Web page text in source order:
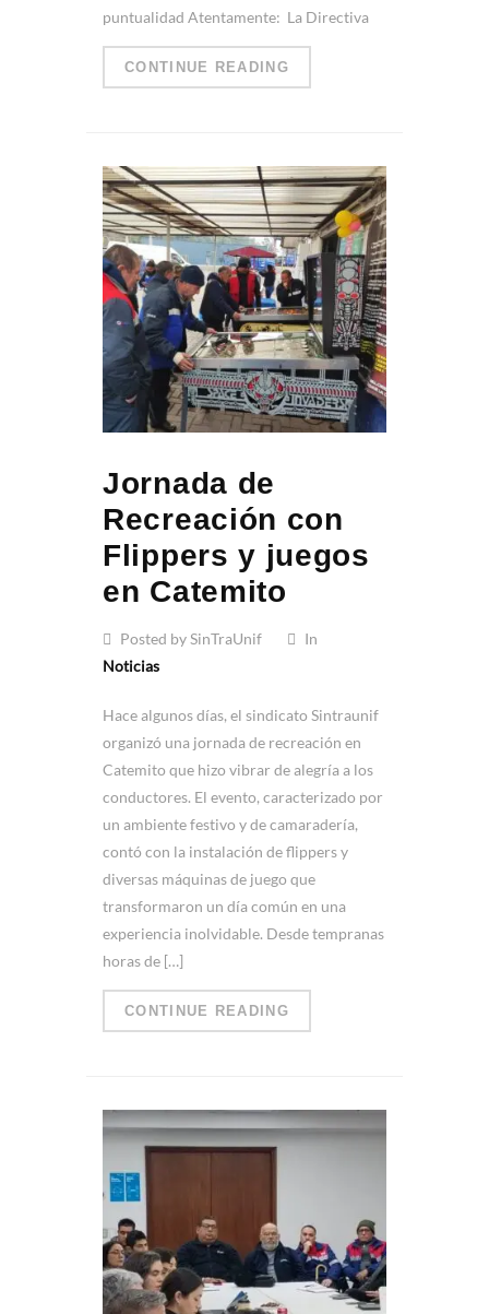
puntualidad Atentamente: La Directiva
CONTINUE READING
Jornada de
Recreación con
Flippers y juegos
en Catemito
Posted by SinTraUnif
In
Noticias
Hace algunos días, el sindicato Sintraunif
organizó una jornada de recreación en
Catemito que hizo vibrar de alegría a los
conductores. El evento, caracterizado por
un ambiente festivo y de camaradería,
contó con la instalación de flippers y
diversas máquinas de juego que
transformaron un día común en una
experiencia inolvidable. Desde tempranas
horas de […]
CONTINUE READING